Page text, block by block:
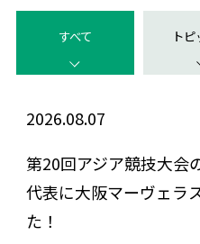
すべて ト
2026.08.07
第20回アジア競技大会
代表に大阪マーヴェラ
た！